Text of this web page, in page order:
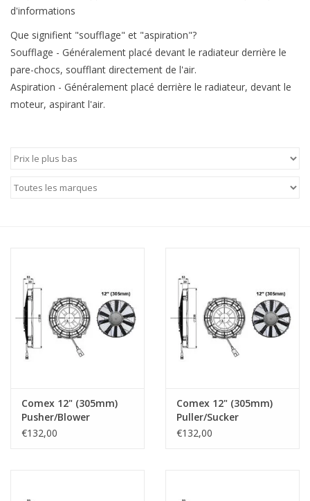
d'informations
Que signifient "soufflage" et "aspiration"?
Soufflage - Généralement placé devant le radiateur derrière le
pare-chocs, soufflant directement de l'air.
Aspiration - Généralement placé derrière le radiateur, devant le
moteur, aspirant l'air.
Comex 12" (305mm)
Pusher/Blower
€132,00
Comex 12" (305mm)
Puller/Sucker
€132,00